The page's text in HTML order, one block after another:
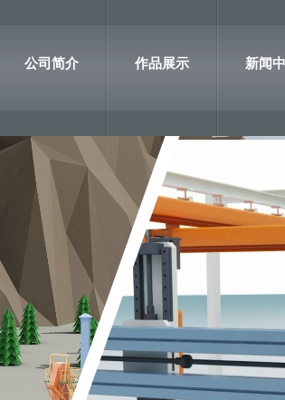
公司简介 作品展示 新闻